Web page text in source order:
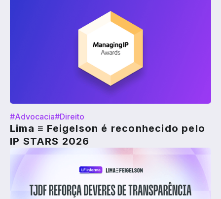
#Advocacia#Direito
Lima ≡ Feigelson é reconhecido pelo
IP STARS 2026